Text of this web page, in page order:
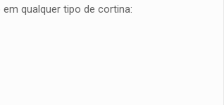
qualquer tipo de cortina: